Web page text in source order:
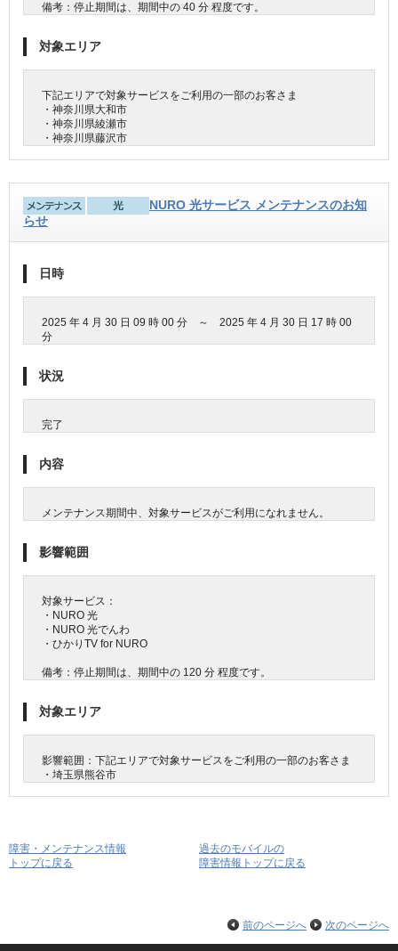
備考：停止期間は、期間中の 40 分 程度です。
対象エリア
下記エリアで対象サービスをご利用の一部のお客さま
・神奈川県大和市
・神奈川県綾瀬市
・神奈川県藤沢市
NURO 光サービス メンテナンスのお知
らせ
日時
2025 年 4 月 30 日 09 時 00 分 ～ 2025 年 4 月 30 日 17 時 00
分
状況
完了
内容
メンテナンス期間中、対象サービスがご利用になれません。
影響範囲
対象サービス：
・NURO 光
・NURO 光でんわ
・ひかりTV for NURO
備考：停止期間は、期間中の 120 分 程度です。
対象エリア
影響範囲：下記エリアで対象サービスをご利用の一部のお客さま
・埼玉県熊谷市
障害・メンテナンス情報
トップに戻る
過去のモバイルの
障害情報トップに戻る
前のページへ 次のページへ